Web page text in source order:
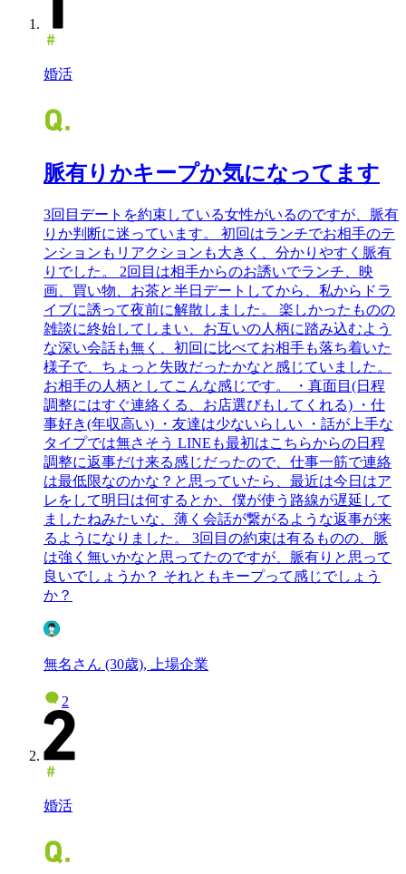
婚活
脈有りかキープか気になってます
3回目デートを約束している女性がいるのですが、脈有
りか判断に迷っています。 初回はランチでお相手のテ
ンションもリアクションも大きく、分かりやすく脈有
りでした。 2回目は相手からのお誘いでランチ、映
画、買い物、お茶と半日デートしてから、私からドラ
イブに誘って夜前に解散しました。 楽しかったものの
雑談に終始してしまい、お互いの人柄に踏み込むよう
な深い会話も無く、初回に比べてお相手も落ち着いた
様子で、ちょっと失敗だったかなと感じていました。
お相手の人柄としてこんな感じです。 ・真面目(日程
調整にはすぐ連絡くる、お店選びもしてくれる) ・仕
事好き(年収高い) ・友達は少ないらしい ・話が上手な
タイプでは無さそう LINEも最初はこちらからの日程
調整に返事だけ来る感じだったので、仕事一筋で連絡
は最低限なのかな？と思っていたら、最近は今日はア
レをして明日は何するとか、僕が使う路線が遅延して
ましたねみたいな、薄く会話が繋がるような返事が来
るようになりました。 3回目の約束は有るものの、脈
は強く無いかなと思ってたのですが、脈有りと思って
良いでしょうか？ それともキープって感じでしょう
か？
無名さん (30歳), 上場企業
2
婚活